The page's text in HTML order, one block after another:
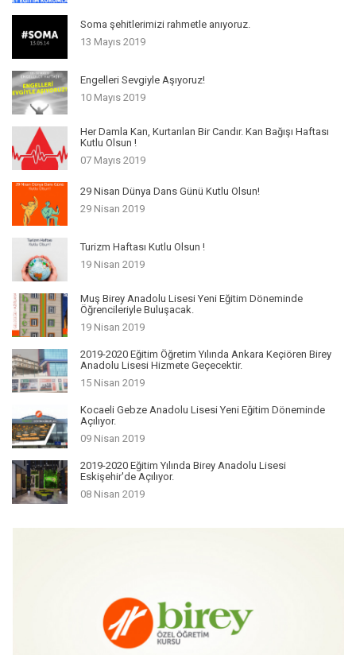
Soma şehitlerimizi rahmetle anıyoruz.
13 Mayıs 2019
Engelleri Sevgiyle Aşıyoruz!
10 Mayıs 2019
Her Damla Kan, Kurtarılan Bir Candır. Kan Bağışı Haftası
Kutlu Olsun !
07 Mayıs 2019
29 Nisan Dünya Dans Günü Kutlu Olsun!
29 Nisan 2019
Turizm Haftası Kutlu Olsun !
19 Nisan 2019
Muş Birey Anadolu Lisesi Yeni Eğitim Döneminde
Öğrencileriyle Buluşacak.
19 Nisan 2019
2019-2020 Eğitim Öğretim Yılında Ankara Keçiören Birey
Anadolu Lisesi Hizmete Geçecektir.
15 Nisan 2019
Kocaeli Gebze Anadolu Lisesi Yeni Eğitim Döneminde
Açılıyor.
09 Nisan 2019
2019-2020 Eğitim Yılında Birey Anadolu Lisesi
Eskişehir'de Açılıyor.
08 Nisan 2019